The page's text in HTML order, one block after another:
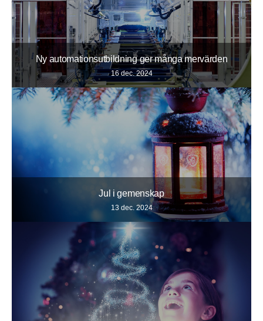
Ny automationsutbildning ger många mervärden
16 dec. 2024
Jul i gemenskap
13 dec. 2024